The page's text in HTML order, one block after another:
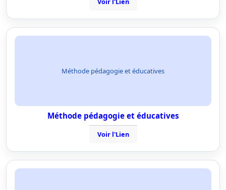
Méthode pédagogie et éducatives
Méthode pédagogie et éducatives
Voir l'Lien